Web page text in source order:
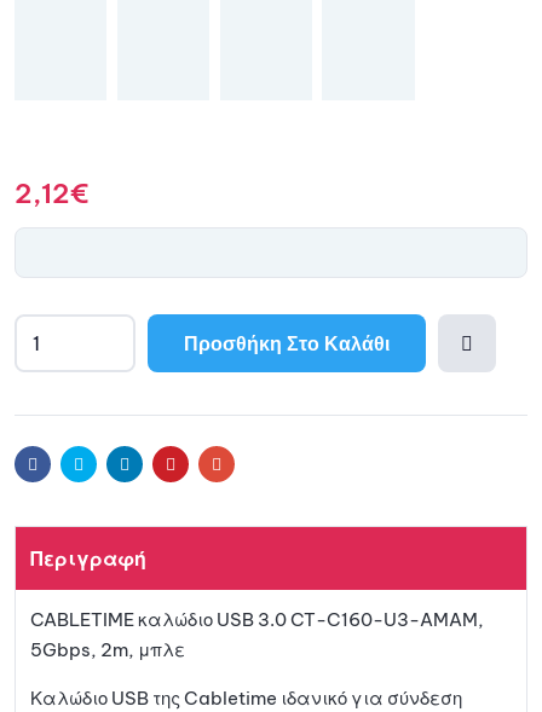
2,12€
Προσθήκη Στο Καλάθι
αγαπη
μένων
l
r
FacebookTwitter LinkedinPinterestEmail
Περιγραφή
CABLETIME καλώδιο USB 3.0 CT-C160-U3-AMAM,
5Gbps, 2m, μπλε
Καλώδιο USB της Cabletime ιδανικό για σύνδεση